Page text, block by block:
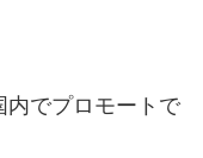
内でプロモートで